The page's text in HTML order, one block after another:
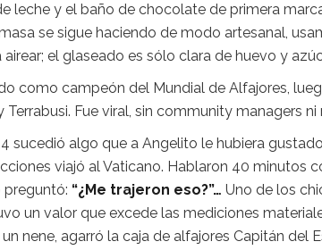
leche y el baño de chocolate de primera
se sigue haciendo de modo artesanal,
airear; el glaseado es sólo clara de huevo y
como campeón del Mundial de Alfajores,
Fue viral, sin community managers ni
sucedió algo que a Angelito le hubiera
viajó al Vaticano. Hablaron 40 minutos
preguntó: “¿Me trajeron eso?”… Uno de los
un valor que excede las mediciones
nene, agarró la caja de alfajores Capitán del